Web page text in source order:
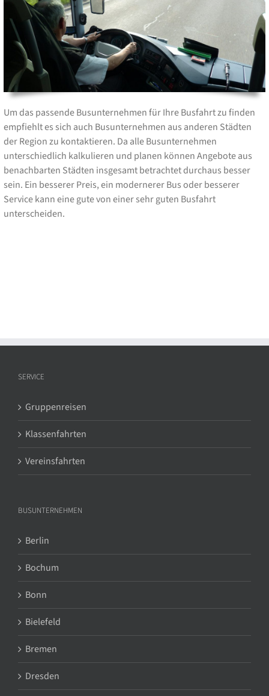
Um das passende Busunternehmen für Ihre Busfahrt zu finden
empfiehlt es sich auch Busunternehmen aus anderen Städten
der Region zu kontaktieren. Da alle Busunternehmen
unterschiedlich kalkulieren und planen können Angebote aus
benachbarten Städten insgesamt betrachtet durchaus besser
sein. Ein besserer Preis, ein modernerer Bus oder besserer
Service kann eine gute von einer sehr guten Busfahrt
unterscheiden.
SERVICE
Gruppenreisen
Klassenfahrten
Vereinsfahrten
BUSUNTERNEHMEN
Berlin
Bochum
Bonn
Bielefeld
Bremen
Dresden